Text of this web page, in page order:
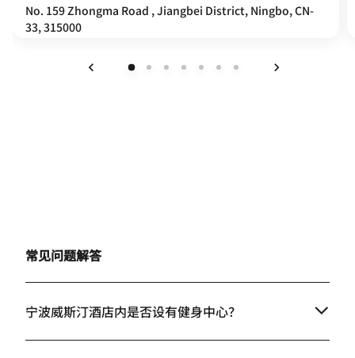
No. 159 Zhongma Road , Jiangbei District, Ningbo, CN-
33, 315000
常见问题解答
宁波威斯汀酒店内是否设有健身中心？